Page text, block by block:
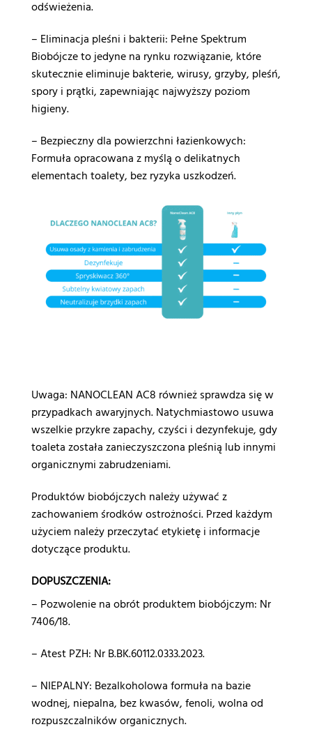
odświeżenia.
– Eliminacja pleśni i bakterii: Pełne Spektrum
Biobójcze to jedyne na rynku rozwiązanie, które
skutecznie eliminuje bakterie, wirusy, grzyby, pleśń,
spory i prątki, zapewniając najwyższy poziom
higieny.
– Bezpieczny dla powierzchni łazienkowych:
Formuła opracowana z myślą o delikatnych
elementach toalety, bez ryzyka uszkodzeń.
Uwaga: NANOCLEAN AC8 również sprawdza się w
przypadkach awaryjnych. Natychmiastowo usuwa
wszelkie przykre zapachy, czyści i dezynfekuje, gdy
toaleta została zanieczyszczona pleśnią lub innymi
organicznymi zabrudzeniami.
Produktów biobójczych należy używać z
zachowaniem środków ostrożności. Przed każdym
użyciem należy przeczytać etykietę i informacje
dotyczące produktu.
DOPUSZCZENIA:
– Pozwolenie na obrót produktem biobójczym: Nr
7406/18.
– Atest PZH: Nr B.BK.60112.0333.2023.
– NIEPALNY: Bezalkoholowa formuła na bazie
wodnej, niepalna, bez kwasów, fenoli, wolna od
rozpuszczalników organicznych.